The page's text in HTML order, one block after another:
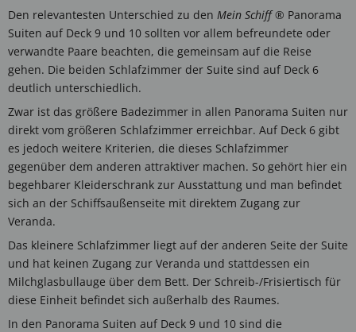
Den relevantesten Unterschied zu den Mein Schiff® Panorama
Suiten auf Deck 9 und 10 sollten vor allem befreundete oder
verwandte Paare beachten, die gemeinsam auf die Reise
gehen. Die beiden Schlafzimmer der Suite sind auf Deck 6
deutlich unterschiedlich.
Zwar ist das größere Badezimmer in allen Panorama Suiten nur
direkt vom größeren Schlafzimmer erreichbar. Auf Deck 6 gibt
es jedoch weitere Kriterien, die dieses Schlafzimmer
gegenüber dem anderen attraktiver machen. So gehört hier ein
begehbarer Kleiderschrank zur Ausstattung und man befindet
sich an der Schiffsaußenseite mit direktem Zugang zur
Veranda.
Das kleinere Schlafzimmer liegt auf der anderen Seite der Suite
und hat keinen Zugang zur Veranda und stattdessen ein
Milchglasbullauge über dem Bett. Der Schreib-/Frisiertisch für
diese Einheit befindet sich außerhalb des Raumes.
In den Panorama Suiten auf Deck 9 und 10 sind die